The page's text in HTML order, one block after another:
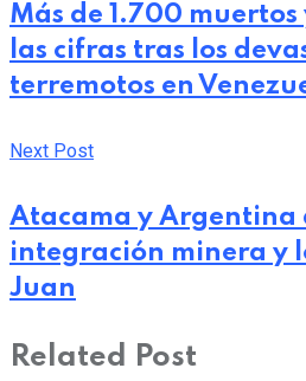
Más de 1.700
las cifras tras los
terremotos en
Next Post
Atacama y Argentina
integración minera y
Juan
Related Post